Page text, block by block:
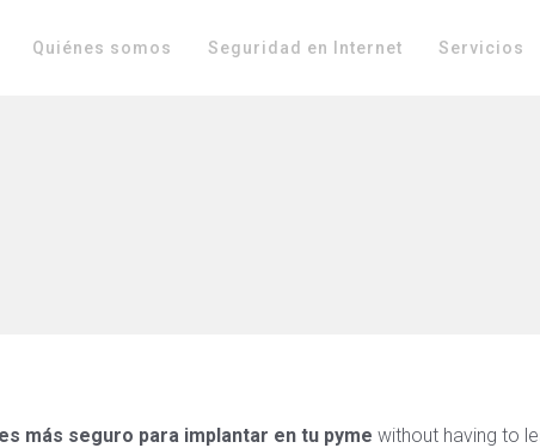
Quiénes somos Seguridad en Internet Servicios
más seguro para implantar en tu pyme without having to